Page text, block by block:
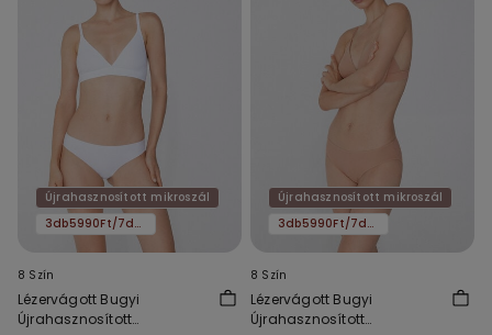
Újrahasznosított mikroszál
3db5990Ft/7db11590Ft
8 Szín
Lézervágott Bugyi
Újrahasznosított
Újrahasznosított mikroszál
3db5990Ft/7db11590Ft
8 Szín
Lézervágott Bugyi
Újrahasznosított